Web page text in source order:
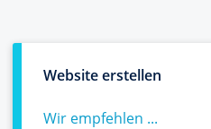
Website erstellen
Wir empfehlen ...